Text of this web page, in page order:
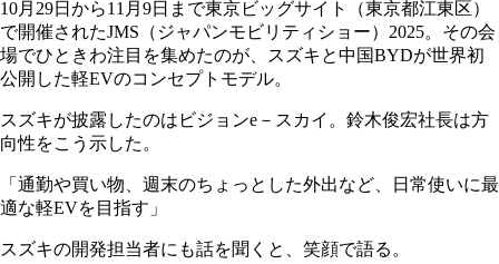
10月29日から11月9日まで東京ビッグサイト（東京都江東区）
で開催されたJMS（ジャパンモビリティショー）2025。その会
場でひときわ注目を集めたのが、スズキと中国BYDが世界初
公開した軽EVのコンセプトモデル。
スズキが披露したのはビジョンe－スカイ。鈴木俊宏社長は方
向性をこう示した。
「通勤や買い物、週末のちょっとした外出など、日常使いに最
適な軽EVを目指す」
スズキの開発担当者にも話を聞くと、笑顔で語る。